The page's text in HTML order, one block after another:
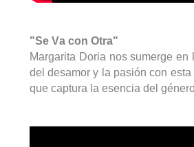
"Se Va con Otra"
Margarita Doria nos sumerge en
del desamor y la pasión con
que captura la esencia del